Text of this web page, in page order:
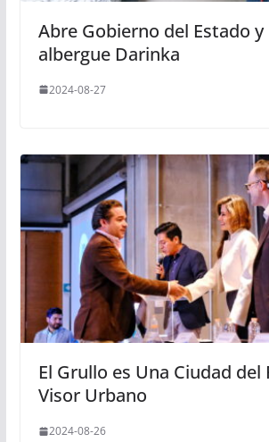
Abre Gobierno del Estado y
albergue Darinka
2024-08-27
El Grullo es Una Ciudad del
Visor Urbano
2024-08-26